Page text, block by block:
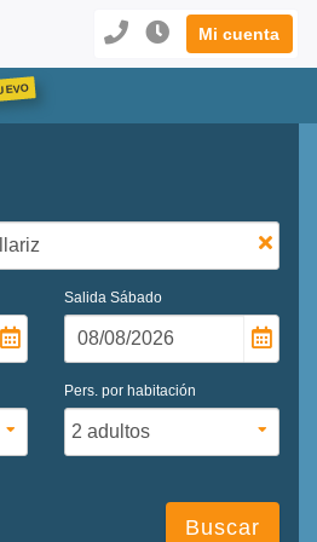
Mi cuenta
Salida Sábado
Pers. por habitación
Buscar